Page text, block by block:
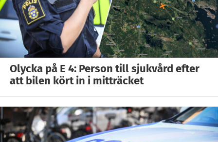
Olycka på E 4: Person till sjukvård efter
att bilen kört in i mitträcket